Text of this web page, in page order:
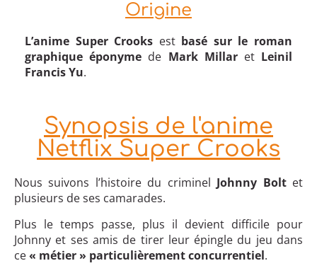
Origine
L’anime Super Crooks est basé sur le roman
graphique éponyme de Mark Millaret Leinil
Francis Yu.
Synopsis de l'anime
Netflix Super Crooks
Nous suivons l’histoire du criminel Johnny Boltet
plusieurs de ses camarades.
Plus le temps passe, plus il devient difficile pour
Johnny et ses amis de tirer leur épingle du jeu dans
ce« métier » particulièrement concurrentiel.